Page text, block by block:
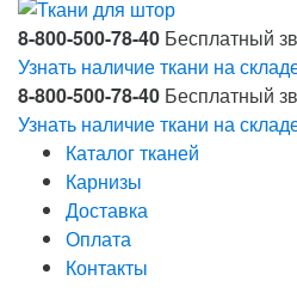
8-800-500-78-40 Бесплатный
Узнать наличие ткани на
8-800-500-78-40 Бесплатный
Узнать наличие ткани на
Каталог тканей
Карнизы
Доставка
Оплата
Контакты